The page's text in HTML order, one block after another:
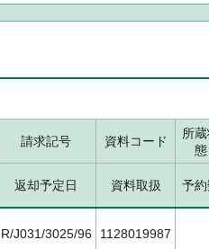
請求記号 資料コード
所
態
返却予定日 資料取扱 予
R/J031/3025/96 1128019987